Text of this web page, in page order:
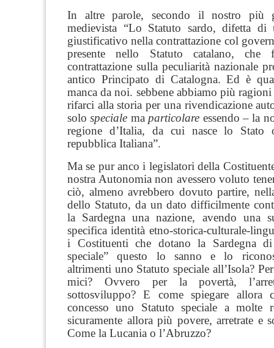
In altre parole, secondo il nostro più
medievista “Lo Statuto sardo, difetta
giustificativo nella contrattazione col
presente nello Statuto catalano, che
contrattazione sulla peculiarità nazionale
antico Principato di Catalogna. Ed è
manca da noi. sebbene abbiamo più
rifarci alla storia per una rivendicazione
solospeciale maparticolare essendo–la
regione d’Italia, da cui nasce lo Stato
repubblica Italiana”.
Ma se pur anco i legislatori della
nostra Autonomia non avessero voluto
ciò, almeno avrebbero dovuto partire,
dello Statuto, da un dato difficilmente
la Sardegna una nazione, avendo una
specifica identità etno-storica-culturale-
i Costituenti che dotano la Sardegna
speciale” questo lo sanno e lo
altrimenti uno Statuto speciale all’Isola?
mici? Ovvero per la povertà,
sottosviluppo?E come spiegare allora
concesso uno Statuto speciale a molte
sicuramente allora più povere, arretrate e
Come la Lucania o l’Abruzzo?